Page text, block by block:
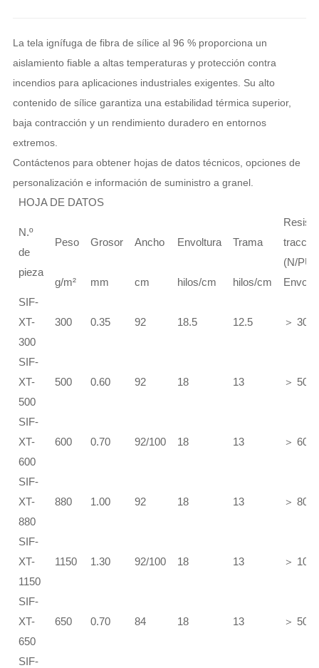
La tela ignífuga de fibra de sílice al 96 % proporciona un
aislamiento fiable a altas temperaturas y protección contra
incendios para aplicaciones industriales exigentes. Su alto
contenido de sílice garantiza una estabilidad térmica superior,
baja contracción y un rendimiento duradero en entornos
extremos.
Contáctenos para obtener hojas de datos técnicos, opciones de
personalización e información de suministro a granel.
HOJA DE DATOS
N.º
de
pieza
Peso Grosor Ancho Envoltura Trama
(N/
g/m²
mm cm hilos/cm hilos/cm
SIF-
XT-
300
300 0.35 92 18.5 12.5 ＞ 300
SIF-
XT-
500
500 0.60 92 18 13 ＞ 500
SIF-
XT-
600
600 0.70 92/100 18 13 ＞ 600
SIF-
XT-
880
880 1.00 92 18 13 ＞ 800
SIF-
XT-
1150
1150 1.30 92/100 18 13 ＞ 1000
SIF-
XT-
650
650 0.70 84 18 13 ＞ 500
SIF-